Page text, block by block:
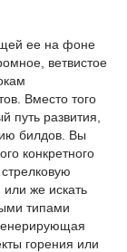
ее на фоне
ветвистое
Вместо того
путь развития,
билдов. Вы
конкретного
же искать
типами
горения или